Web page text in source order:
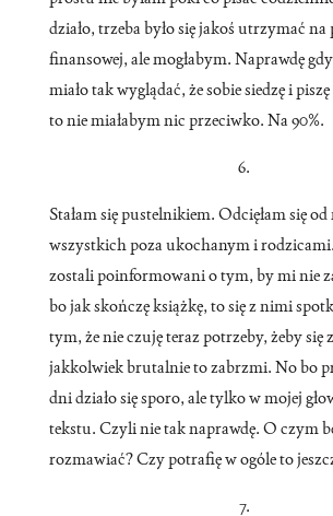
działo, trzeba było się jakoś utrzymać
finansowej, ale mogłabym. Naprawdę
miało tak wyglądać, że sobie siedzę i
to nie miałabym nic przeciwko. Na 90%.
6.
Stałam się pustelnikiem. Odcięłam się
wszystkich poza ukochanym i
zostali poinformowani o tym, by mi nie
bo jak skończę książkę, to się z nimi
tym, że nie czuję teraz potrzeby, żeby się
jakkolwiek brutalnie to zabrzmi. No bo
dni działo się sporo, ale tylko w mojej
tekstu. Czyli nie tak naprawdę. O czym
rozmawiać? Czy potrafię w ogóle to
7.